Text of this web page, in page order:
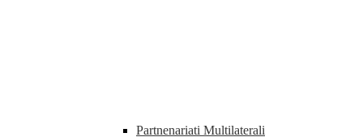
Partnenariati Multilaterali